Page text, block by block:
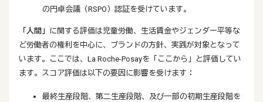
の円卓会議（RSPO）認証を受けています。
「人間」
に関する評価は児童労働、生活賃金やジェンダー平等な
ど労働者の権利を中心に、ブランドの方針、実践が対象となって
います。ここでは、La Roche-Posayを「ここから」と評価してい
ます。スコア評価は以下の要因に影響を受けます：
最終生産段階、第二生産段階、及び一部の初期生産段階を